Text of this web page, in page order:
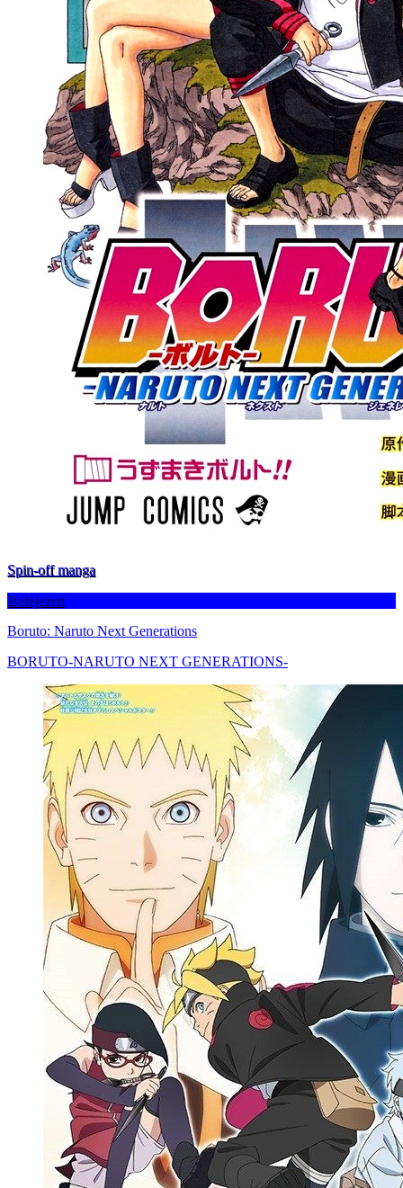
Spin-off manga
Befejezett
Boruto: Naruto Next Generations
BORUTO-NARUTO NEXT GENERATIONS-